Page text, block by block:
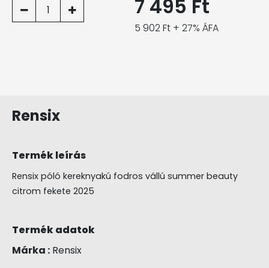
1 7 495 Ft
5 902 Ft + 27% ÁFA
Rensix
Termék leírás
Rensix póló kereknyakú fodros vállú summer beauty
citrom fekete 2025
Termék adatok
Márka : Rensix